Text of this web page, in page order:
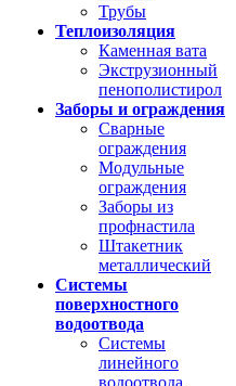
Трубы
Теплоизоляция
Каменная вата
Экструзионный
пенополистирол
Заборы и ограждения
Сварные
ограждения
Модульные
ограждения
Заборы из
профнастила
Штакетник
металлический
Системы
поверхностного
водоотвода
Системы
линейного
водоотвода